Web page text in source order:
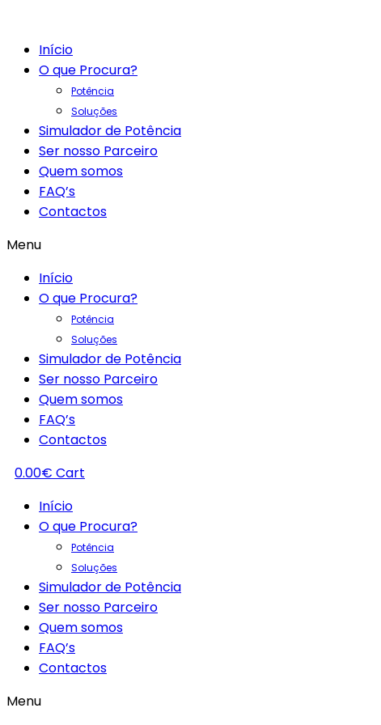
Início
O que Procura?
Potência
Soluções
Simulador de Potência
Ser nosso Parceiro
Quem somos
FAQ’s
Contactos
Menu
Início
O que Procura?
Potência
Soluções
Simulador de Potência
Ser nosso Parceiro
Quem somos
FAQ’s
Contactos
0.00€ Cart
Início
O que Procura?
Potência
Soluções
Simulador de Potência
Ser nosso Parceiro
Quem somos
FAQ’s
Contactos
Menu